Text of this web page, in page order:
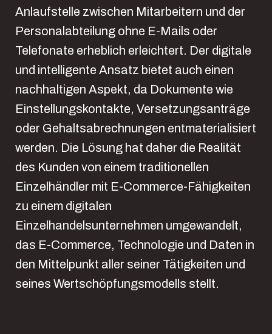
Anlaufstelle zwischen Mitarbeitern und der
Personalabteilung ohne E-Mails oder
Telefonate erheblich erleichtert. Der digitale
und intelligente Ansatz bietet auch einen
nachhaltigen Aspekt, da Dokumente wie
Einstellungskontakte, Versetzungsanträge
oder Gehaltsabrechnungen entmaterialisiert
werden. Die Lösung hat daher die Realität
des Kunden von einem traditionellen
Einzelhändler mit E-Commerce-Fähigkeiten
zu einem digitalen
Einzelhandelsunternehmen umgewandelt,
das E-Commerce, Technologie und Daten in
den Mittelpunkt aller seiner Tätigkeiten und
seines Wertschöpfungsmodells stellt.